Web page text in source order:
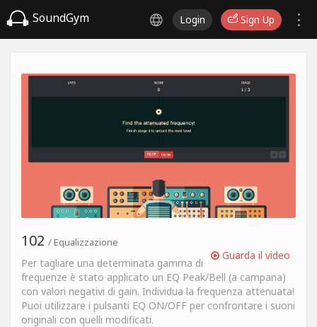
SoundGym Login Sign Up
Guarda il video
102 / Equalizzazione
Per tagliare una determinata gamma di
frequenze è stato applicato un EQ Peak/Bell (a campana)
con valori negativi di gain. Individua la frequenza attenuata!
Puoi utilizzare i pulsanti EQ ON/OFF per confrontare i suoni
originali con quelli modificati.